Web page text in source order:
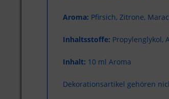
Aroma: Pfirsich, Zitrone,
Inhaltsstoffe: Propylenglykol,
Inhalt: 10 ml Aroma
Dekorationsartikel gehören